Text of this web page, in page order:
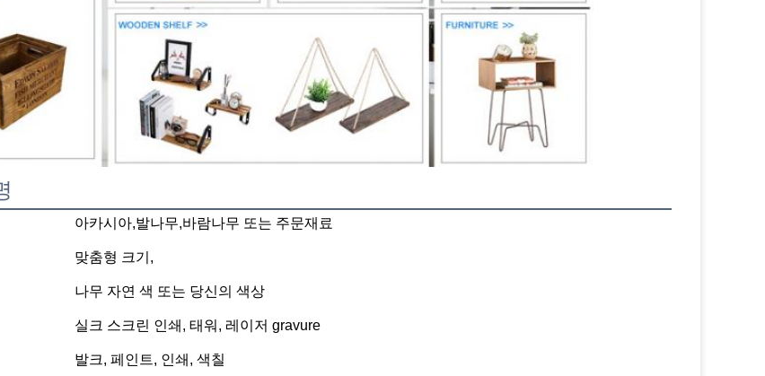
아카시아,발나무,바람나무 또는 주문재료
맞춤형 크기,
나무 자연 색 또는 당신의 색상
실크 스크린 인쇄, 태워, 레이저 gravure
발크, 페인트, 인쇄, 색칠